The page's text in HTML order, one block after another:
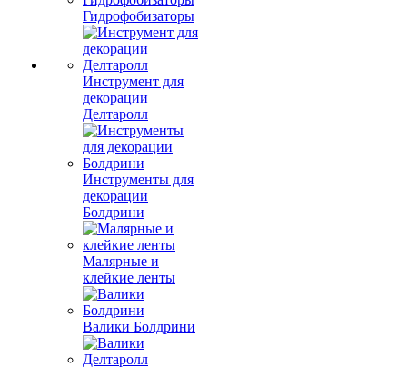
Гидрофобизаторы
Инструмент для
декорации
Делтаролл
Инструменты для
декорации
Болдрини
Малярные и
клейкие ленты
Валики Болдрини